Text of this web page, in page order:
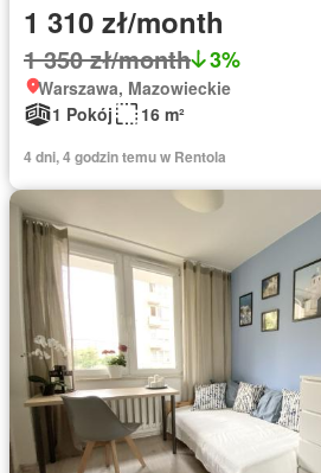
1 310 zł/month
1 350 zł/month 3%
Warszawa, Mazowieckie
1 Pokój
16 m²
4 dni, 4 godzin temu w Rentola